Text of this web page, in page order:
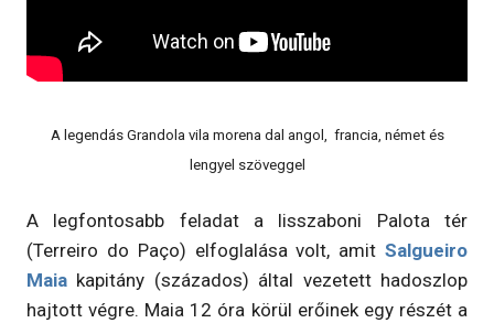
A legendás Grandola vila morena dal angol, francia, német és
lengyel szöveggel
A legfontosabb feladat a lisszaboni Palota tér
(Terreiro do Paço) elfoglalása volt, amit Salgueiro
Maia kapitány (százados) által vezetett hadoszlop
hajtott végre. Maia 12 óra körül erőinek egy részét a